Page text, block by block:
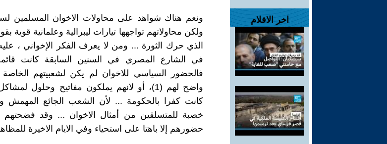
اخر الافلام
ونعم هناك شواهد على محاولات الاخوان المسلمين
ولكن محاولاتهم تواجهها تيارات ليبرالية وعلمانية قوية
الذي حرك الثورة ... ومن لا يعرف الفكر الإخواني ،
في الشارع المصري في السنين السابقة كانت
فالحضور السياسي للاخوان لم يكن لشعبيتهم
واضح لهم (1)، أو لانهم يملكون مفاتيح وحلول
كانت كفرا بالحكومة ... لأن الشعب الجائع المهمش
خصبة للمتسلقين من أمثال الاخوان ... وقد فضحتهم
حضورهم إلا باهتا على استحياء وفي الايام الاخيرة